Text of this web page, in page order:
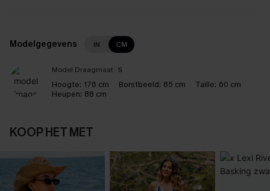
Modelgegevens IN CM
Model Draagmaat: S
Hoogte: 176 cm Borstbeeld: 85 cm Taille: 60 cm
Heupen: 88 cm
KOOP HET MET